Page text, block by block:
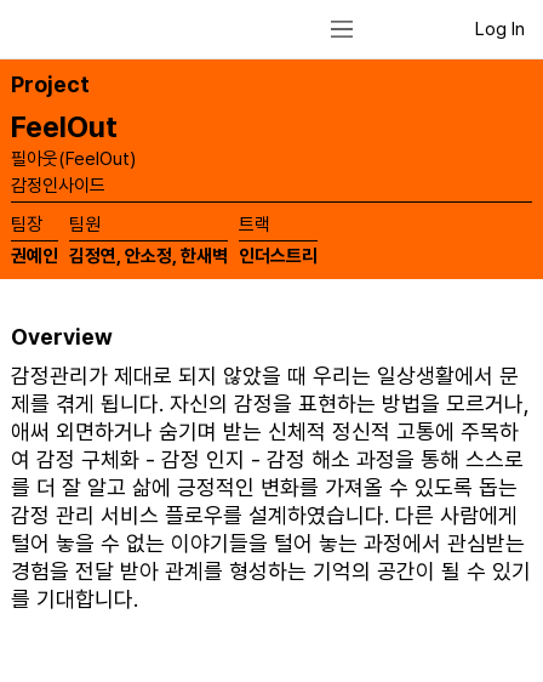
Log In
Project
FeelOut
필아웃(FeelOut)
감정인사이드
​팀장
권예인
​팀원
김정연, 안소정, 한새벽
​트랙
인더스트리
Overview
감정관리가 제대로 되지 않았을 때 우리는 일상생활에서 문
제를 겪게 됩니다. 자신의 감정을 표현하는 방법을 모르거나,
애써 외면하거나 숨기며 받는 신체적 정신적 고통에 주목하
여 감정 구체화 - 감정 인지 - 감정 해소 과정을 통해 스스로
를 더 잘 알고 삶에 긍정적인 변화를 가져올 수 있도록 돕는
감정 관리 서비스 플로우를 설계하였습니다. 다른 사람에게
털어 놓을 수 없는 이야기들을 털어 놓는 과정에서 관심받는
경험을 전달 받아 관계를 형성하는 기억의 공간이 될 수 있기
를 기대합니다.